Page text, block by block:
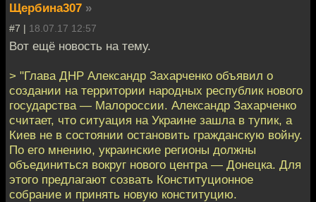
Щербина307 »
#7 | 18.07.17 12:57
Вот ещё новость на тему.
> "Глава ДНР Александр Захарченко объявил о
создании на территории народных республик нового
государства — Малороссии. Александр Захарченко
считает, что ситуация на Украине зашла в тупик, а
Киев не в состоянии остановить гражданскую войну.
По его мнению, украинские регионы должны
объединиться вокруг нового центра — Донецка. Для
этого предлагают созвать Конституционное
собрание и принять новую конституцию.